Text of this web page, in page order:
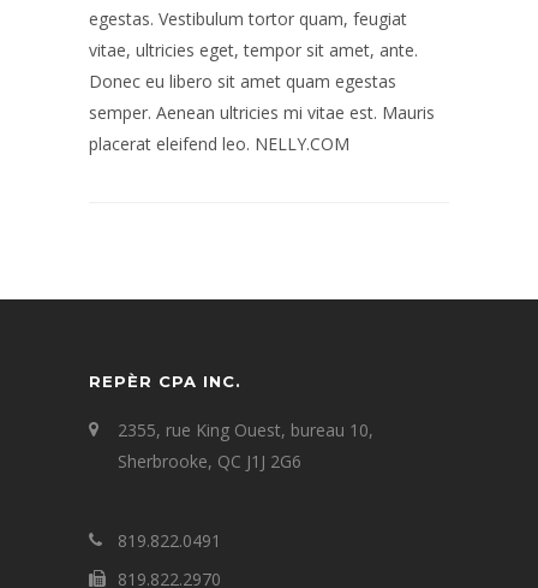
egestas. Vestibulum tortor quam, feugiat
vitae, ultricies eget, tempor sit amet, ante.
Donec eu libero sit amet quam egestas
semper. Aenean ultricies mi vitae est. Mauris
placerat eleifend leo. NELLY.COM
REPÈR CPA INC.
2355, rue King Ouest, bureau 10,
Sherbrooke, QC J1J 2G6
819.822.0491
819.822.2970